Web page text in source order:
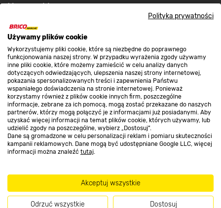
Polityka prywatności
Używamy plików cookie
Wykorzystujemy pliki cookie, które są niezbędne do poprawnego
funkcjonowania naszej strony. W przypadku wyrażenia zgody używamy
inne pliki cookie, które możemy zamieścić w celu analizy danych
dotyczących odwiedzających, ulepszenia naszej strony internetowej,
pokazania spersonalizowanych treści i zapewnienia Państwu
wspaniałego doświadczenia na stronie internetowej. Ponieważ
korzystamy również z plików cookie innych firm, poszczególne
informacje, zebrane za ich pomocą, mogą zostać przekazane do naszych
partnerów, którzy mogą połączyć je z informacjami już posiadanymi. Aby
uzyskać więcej informacji na temat plików cookie, których używamy, lub
udzielić zgody na poszczególne, wybierz „Dostosuj”.
Dane są gromadzone w celu personalizacji reklam i pomiaru skuteczności
kampanii reklamowych. Dane mogą być udostępniane Google LLC, więcej
informacji można znaleźć tutaj.
Akceptuj wszystkie
Odrzuć wszystkie Dostosuj
Nasze sklepy
O nas
Kontakt do sklepu
Strefa biznesu
Dołącz do nas
Metody płatności